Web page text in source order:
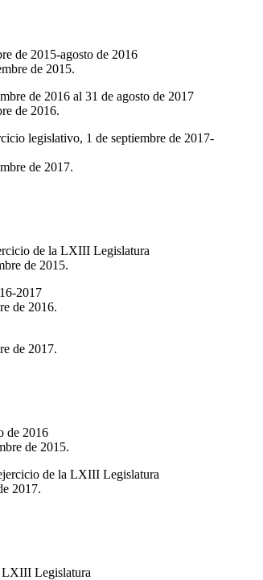
de 2015-agosto de 2016
de 2015.
de 2016 al 31 de agosto de 2017
de 2016.
legislativo, 1 de septiembre de 2017-
de 2017.
de la LXIII Legislatura
de 2015.
2017
de 2016.
de 2017.
de 2016
de 2015.
de la LXIII Legislatura
2017.
LXIII Legislatura